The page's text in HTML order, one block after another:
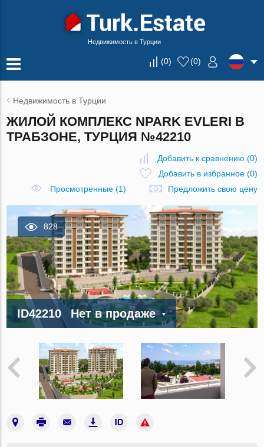
Недвижимость в Турции
(0) (0)
Недвижимость в Турции
ЖИЛОЙ КОМПЛЕКС NPARK EVLERI В
ТРАБЗОНЕ, ТУРЦИЯ №42210
Добавить к сравнению (0)
Добавить в избранное(0)
Просмотренные (1)
Предложить свою цену
828
ID42210 Нет в продаже